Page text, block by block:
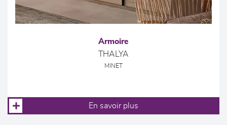
Armoire
THALYA
MINET
En savoir plus